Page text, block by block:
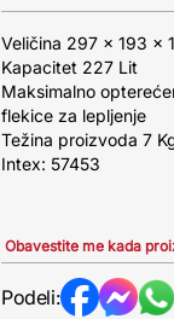
Veličina 297 x 193 x
Kapacitet 227 Lit
Maksimalno
flekice za lepljenje
Težina proizvoda 7
Intex: 57453
Obavestite me kada
Podeli: